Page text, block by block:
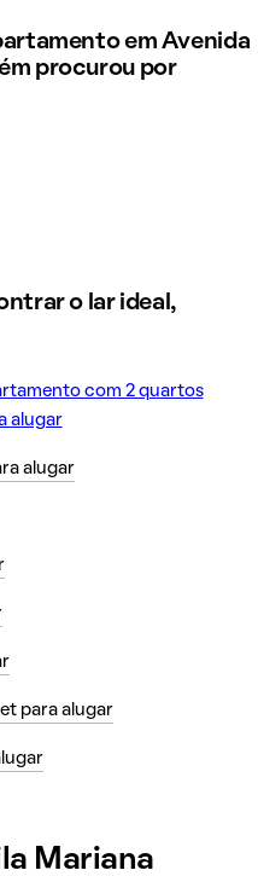
em Avenida
procurou por
o lar ideal,
com 2 quartos
alugar
alugar
para alugar
Mariana